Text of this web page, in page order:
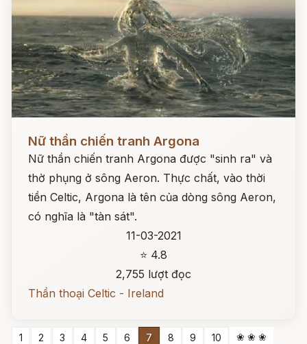
Nữ thần chiến tranh Argona
Nữ thần chiến tranh Argona được "sinh ra" và
thờ phụng ở sông Aeron. Thực chất, vào thời
tiền Celtic, Argona là tên của dòng sông Aeron,
có nghĩa là "tàn sát".
11-03-2021
⭐ 4.8
2,755 lượt đọc
Thần thoại Celtic - Ireland
1 2 3 4 5 6 7 8 9 10
❀ ❀ ❀